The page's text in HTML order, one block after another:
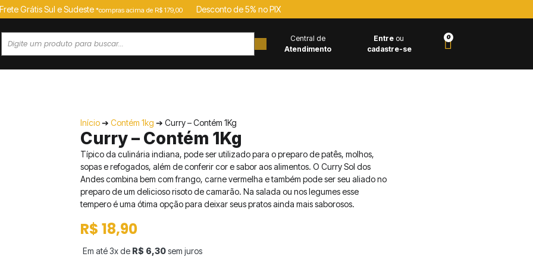
Frete Grátis Sul e Sudeste *compras acima de R$ 179,00 Desconto de 5% no PIX
Central de
Atendimento
Entreou
cadastre-se
0
Início➔ Contém 1kg ➔ Curry – Contém 1Kg
Curry – Contém 1Kg
Típico da culinária indiana, pode ser utilizado para o preparo de patês, molhos,
sopas e refogados, além de conferir cor e sabor aos alimentos. O Curry Sol dos
Andes combina bem com frango, carne vermelha e também pode ser seu aliado no
preparo de um delicioso risoto de camarão. Na salada ou nos legumes esse
tempero é uma ótima opção para deixar seus pratos ainda mais saborosos.
R$ 18,90
Em até 3x de R$ 6,30sem juros